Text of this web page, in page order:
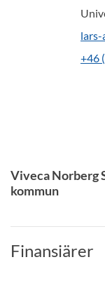
lars-
+46
Viveca Norberg
kommun
Finansiärer